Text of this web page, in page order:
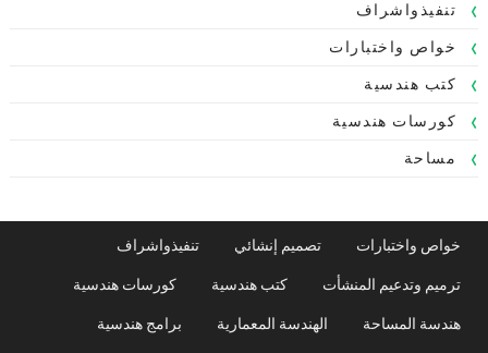
تنفيذواشراف
خواص واختبارات
كتب هندسية
كورسات هندسية
مساحة
خواص واختبارات تصميم إنشائي تنفيذواشراف
ترميم وتدعيم المنشأت كتب هندسية كورسات هندسية
هندسة المساحة الهندسة المعمارية برامج هندسية